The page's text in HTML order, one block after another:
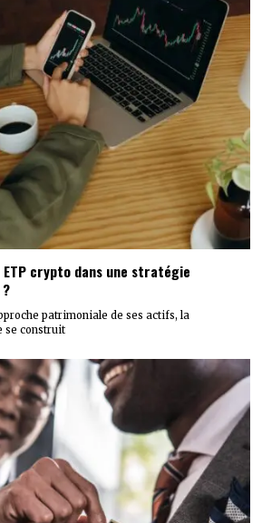
crypto dans une stratégie
patrimoniale de ses actifs, la
se construit